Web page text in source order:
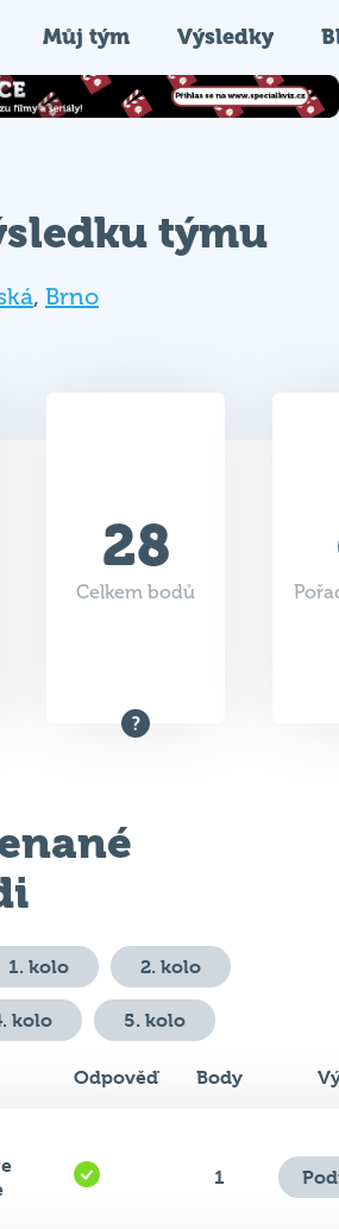
Můj tým Výsledky
týmu
, Brno
28
Celkem bodů
1. kolo 2. kolo
kolo 5. kolo
Odpověď Body
1